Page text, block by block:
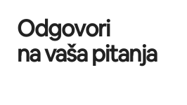
Odgovori
na vaša pitanja